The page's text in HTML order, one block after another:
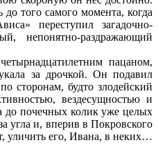
того самого момента, когда
переступил загадочно-
непонятно-раздражающий
пацаном,
за дрочкой. Он подавил
сторонам, будто злодейский
вездесущностью и
до почечных колик уже целых
угла и, вперив в Покровского
уличить его, Ивана, в неких…